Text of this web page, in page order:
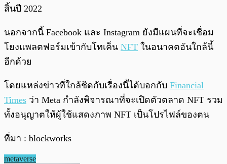
สิ้นปี 2022
นอกจากนี้ Facebook และ Instagram ยังมีแผนที่จะเชื่อม
โยงแพลตฟอร์มเข้ากับโทเค็น NFT ในอนาคตอันใกล้นี้
อีกด้วย
โดยแหล่งข่าวที่ใกล้ชิดกับเรื่องนี้ได้บอกกับ Financial
Times ว่า Meta กำลังพิจารณาที่จะเปิดตัวตลาด NFT รวม
ทั้งอนุญาตให้ผู้ใช้แสดงภาพ NFT เป็นโปรไฟล์ของตน
ที่มา : blockworks
metaverse